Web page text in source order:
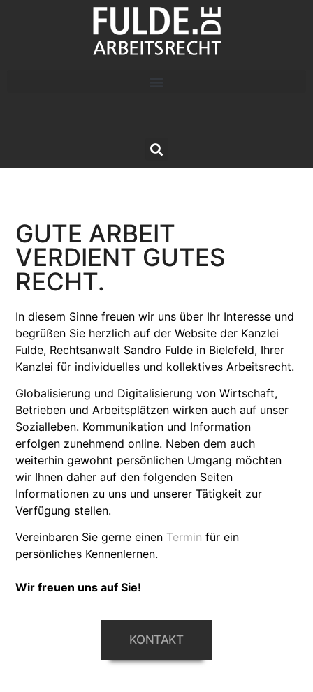
GUTE ARBEIT
VERDIENT GUTES
RECHT.
In diesem Sinne freuen wir uns über Ihr Interesse und
begrüßen Sie herzlich auf der Website der Kanzlei
Fulde, Rechtsanwalt Sandro Fulde in Bielefeld, Ihrer
Kanzlei für individuelles und kollektives Arbeitsrecht.
Globalisierung und Digitalisierung von Wirtschaft,
Betrieben und Arbeitsplätzen wirken auch auf unser
Sozialleben. Kommunikation und Information
erfolgen zunehmend online. Neben dem auch
weiterhin gewohnt persönlichen Umgang möchten
wir Ihnen daher auf den folgenden Seiten
Informationen zu uns und unserer Tätigkeit zur
Verfügung stellen.
Vereinbaren Sie gerne einen Termin für ein
persönliches Kennenlernen.
Wir freuen uns auf Sie!
KONTAKT